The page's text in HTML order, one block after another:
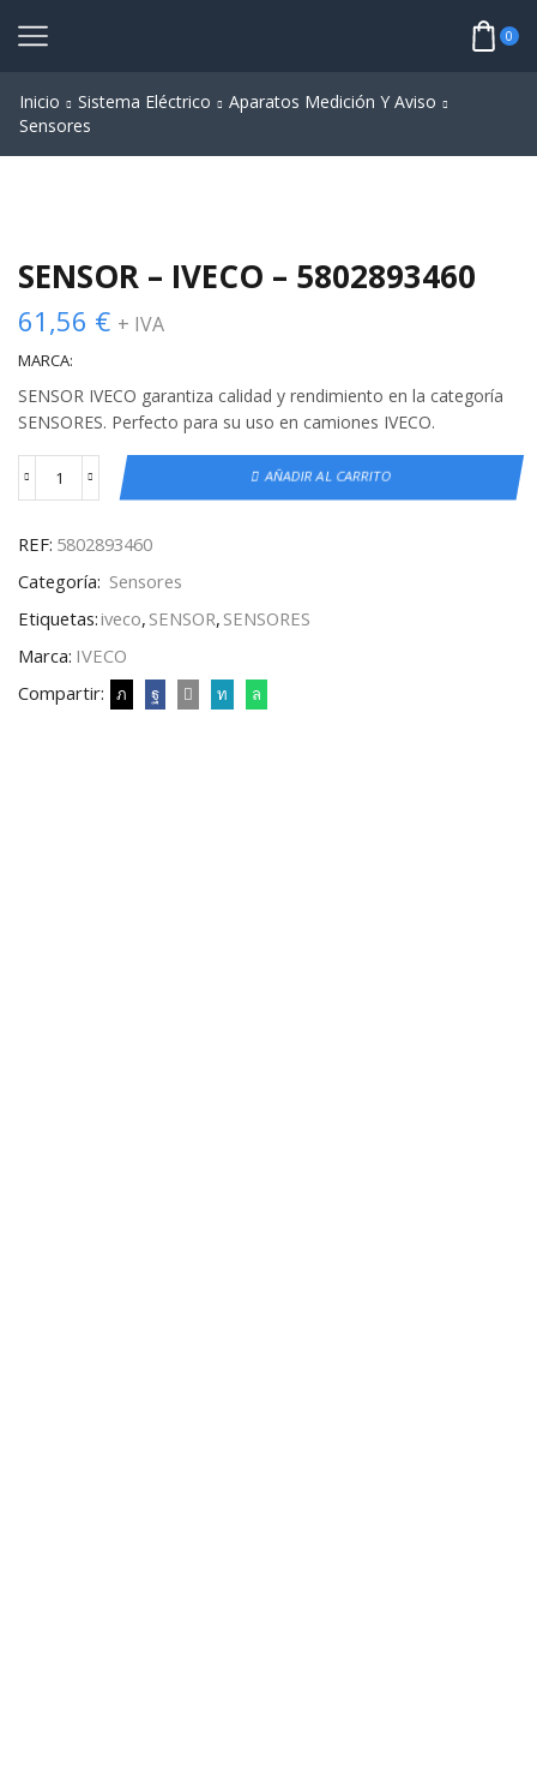
0
Inicio Sistema Eléctrico
Aparatos Medición Y Aviso
Sensores
SENSOR – IVECO – 5802893460
61,56 € + IVA
MARCA:
SENSOR IVECO garantiza calidad y rendimiento en la categoría
SENSORES. Perfecto para su uso en camiones IVECO.
AÑADIR AL CARRITO
REF: 5802893460
Categoría: Sensores
Etiquetas:iveco, SENSOR, SENSORES
Marca: IVECO
Compartir: